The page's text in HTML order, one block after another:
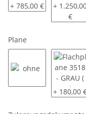
ALU
+ 785,00 € ALU
+
€
Plane
+ 180,00